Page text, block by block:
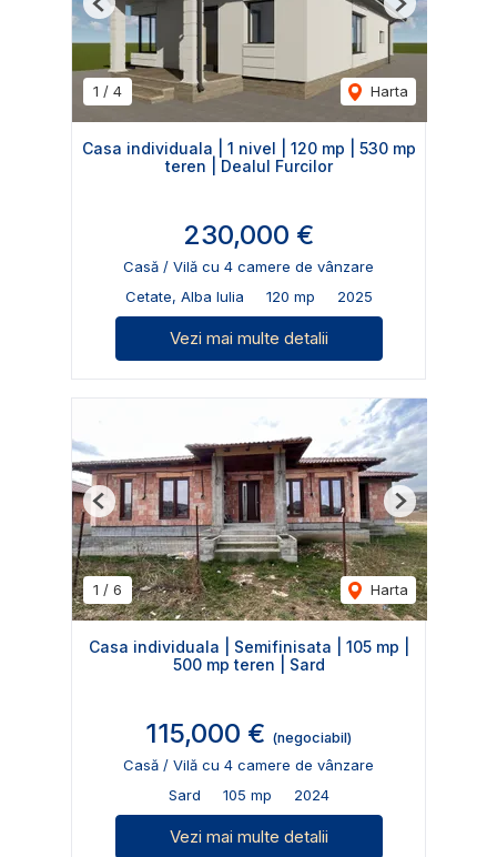
1 / 4 Harta
Previous Next
Casa individuala | 1 nivel | 120 mp | 530 mp
teren | Dealul Furcilor
230,000 €
Casă / Vilă cu 4 camere de vânzare
Cetate, Alba Iulia
120 mp 2025
Vezi mai multe detalii
1 / 6 Harta
Previous Next
Casa individuala | Semifinisata | 105 mp |
500 mp teren | Sard
115,000 € (negociabil)
Casă / Vilă cu 4 camere de vânzare
Sard
105 mp 2024
Vezi mai multe detalii